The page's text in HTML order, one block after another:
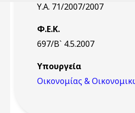
Υ.Α. 71/2007/2007
Φ.Ε.Κ.
697/Β` 4.5.2007
Υπουργεία
Οικονομίας &